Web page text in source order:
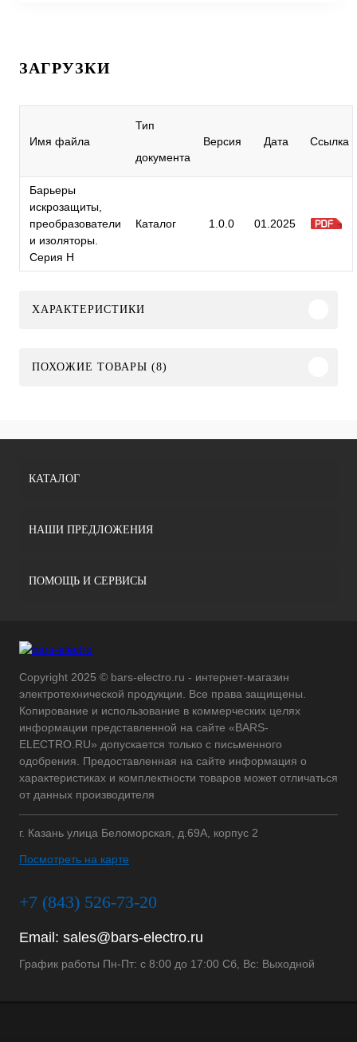
ЗАГРУЗКИ
Имя файла
Тип
документа
Версия Дата Ссылка
Барьеры
искрозащиты,
преобразователи
и изоляторы.
Серия H
Каталог 1.0.0 01.2025
ХАРАКТЕРИСТИКИ
ПОХОЖИЕ ТОВАРЫ (8)
КАТАЛОГ
НАШИ ПРЕДЛОЖЕНИЯ
ПОМОЩЬ И СЕРВИСЫ
Copyright 2025 © bars-electro.ru - интернет-магазин
электротехнической продукции. Все права защищены.
Копирование и использование в коммерческих целях
информации представленной на сайте «BARS-
ELECTRO.RU» допускается только с письменного
одобрения. Предоставленная на сайте информация о
характеристиках и комплектности товаров может отличаться
от данных производителя
г. Казань улица Беломорская, д.69А, корпус 2
Посмотреть на карте
+7 (843) 526-73-20
Email: sales@bars-electro.ru
График работы Пн-Пт: с 8:00 до 17:00 Сб, Вс: Выходной